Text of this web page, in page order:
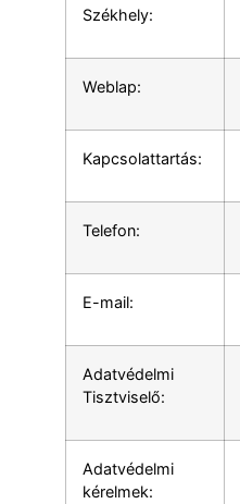
Székhely:
Weblap:
Kapcsolattartás:
Telefon:
E-mail:
Adatvédelmi
Tisztviselő:
Adatvédelmi
kérelmek: